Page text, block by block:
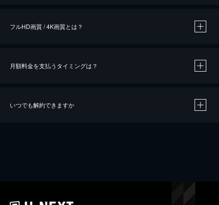
※40％ポイント還元の対象は、クレジットカード決済による作品の購入 / レンタルです。
iOSアプリのUコイン決済による作品の購入 / レンタルは、20％のポイント還元です。
フルHD画質 / 4K画質とは？
月額料金を支払うタイミングは？
いつでも解約できますか